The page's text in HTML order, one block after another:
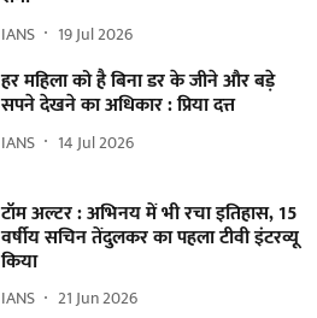
IANS 19 Jul 2026
हर महिला को है बिना डर के जीने और बड़े
सपने देखने का अधिकार : प्रिया दत्त
IANS 14 Jul 2026
टॉम अल्टर : अभिनय में भी रचा इतिहास, 15
वर्षीय सचिन तेंदुलकर का पहला टीवी इंटरव्यू
किया
IANS 21 Jun 2026